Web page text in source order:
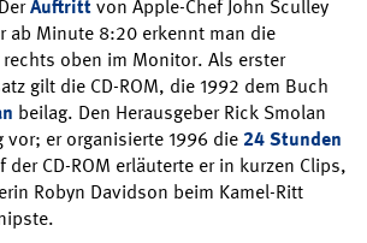
Auftrittvon Apple-Chef John Sculley
ab Minute 8:20 erkennt man die
rechts oben im Monitor. Als erster
gilt die CD-ROM, die 1992 dem Buch
beilag. Den Herausgeber Rick Smolan
er organisierte 1996 die 24 Stunden
der CD-ROM erläuterte er in kurzen Clips,
Robyn Davidson beim Kamel-Ritt